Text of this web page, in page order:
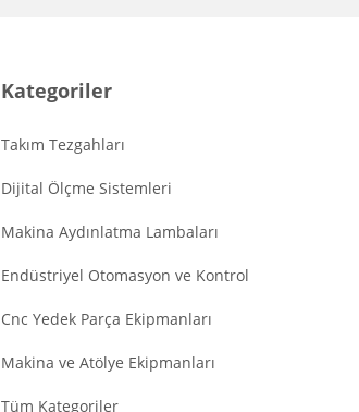
Kategoriler
Takım Tezgahları
Dijital Ölçme Sistemleri
Makina Aydınlatma Lambaları
Endüstriyel Otomasyon ve Kontrol
Cnc Yedek Parça Ekipmanları
Makina ve Atölye Ekipmanları
Tüm Kategoriler